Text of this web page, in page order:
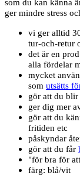
som du kan känna
ger mindre stress
vi ger alltid
tur-och-retur
det är en
alla fördelar
mycket
som utsätts
gör att du
ger dig mer
gör att du
fritiden etc
påskyndar
gör att du får
"för bra för
färg: blå/vit